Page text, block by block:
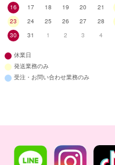
16
17 18 19 20 21
23
24 25 26 27 28
30
31 1 2 3 4
休業日
発送業務のみ
受注・お問い合わせ業務のみ